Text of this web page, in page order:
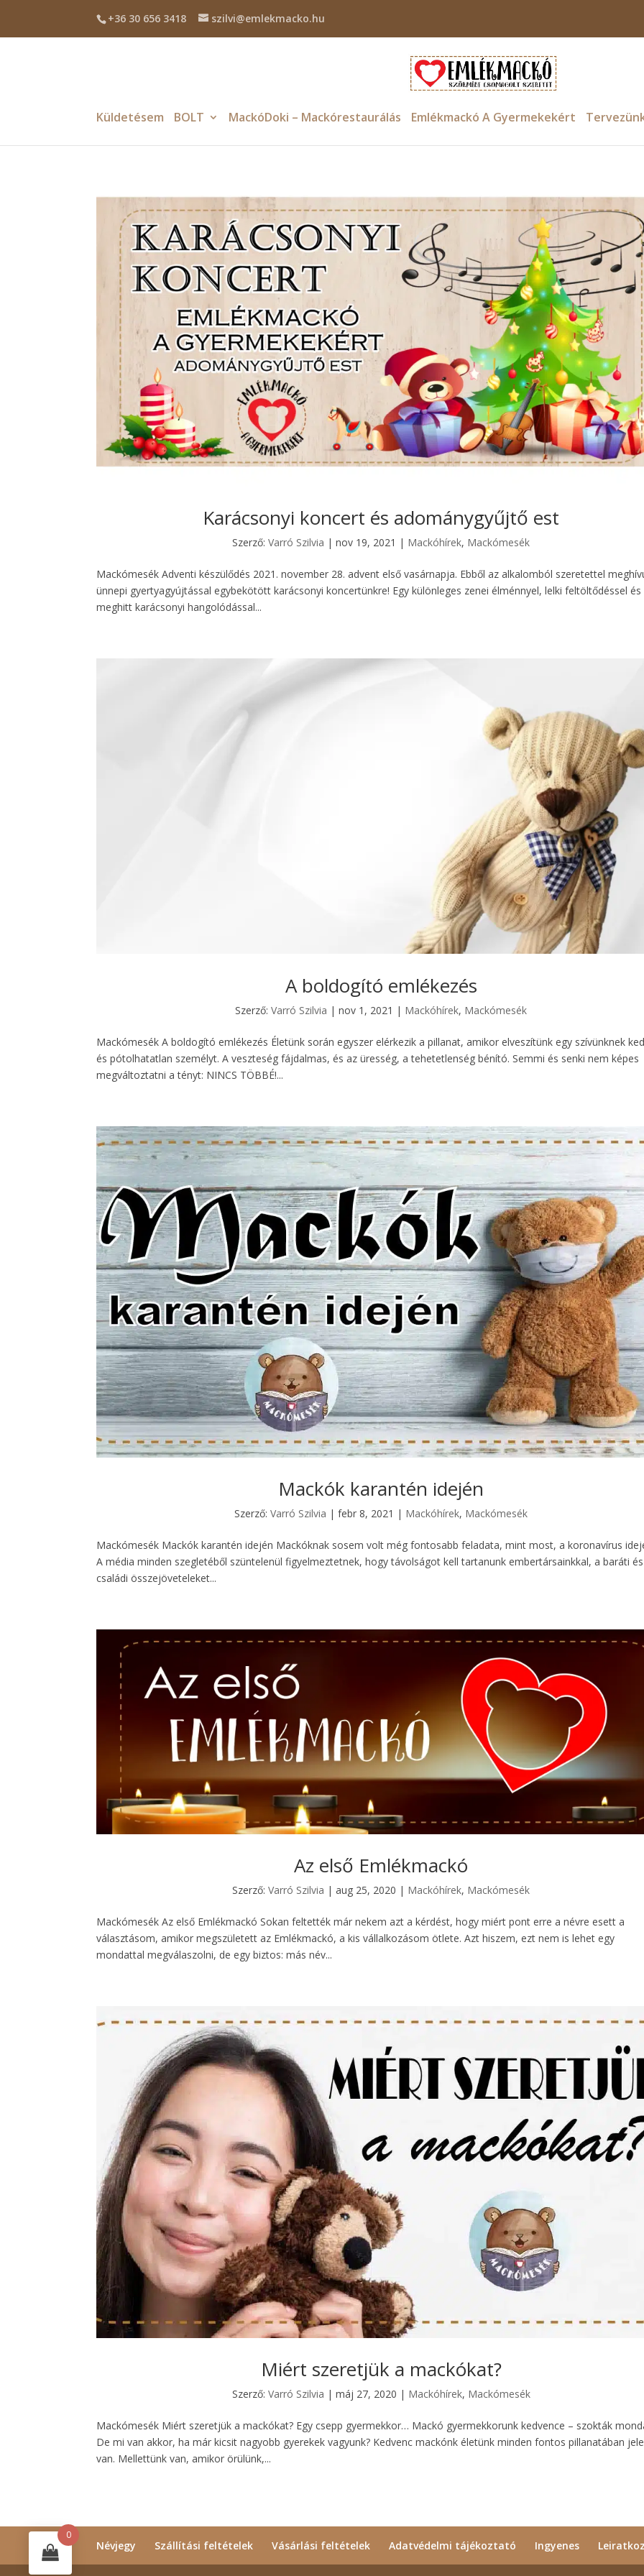
+36 30 656 3418 szilvi@emlekmacko.hu
Küldetésem BOLT MackóDoki – Mackórestaurálás Emlékmackó A Gyermekekért
Karácsonyi koncert és adománygyűjtő est
Szerző:Varró Szilvia |nov 19, 2021 | Mackóhírek, Mackómesék
Mackómesék Adventi készülődés 2021. november 28. advent első vasárnapja. Ebből az alkalomból szeretettel
ünnepi gyertyagyújtással egybekötött karácsonyi koncertünkre! Egy különleges zenei élménnyel, lelki feltöltődéssel és
meghitt karácsonyi hangolódással...
A boldogító emlékezés
Szerző:Varró Szilvia |nov 1, 2021 | Mackóhírek, Mackómesék
Mackómesék A boldogító emlékezés Életünk során egyszer elérkezik a pillanat, amikor elveszítünk egy szívünknek
és pótolhatatlan személyt. A veszteség fájdalmas, és az üresség, a tehetetlenség bénító. Semmi és senki nem képes
megváltoztatni a tényt: NINCS TÖBBÉ!...
Mackók karantén idején
Szerző:Varró Szilvia |febr 8, 2021 | Mackóhírek, Mackómesék
Mackómesék Mackók karantén idején Mackóknak sosem volt még fontosabb feladata, mint most, a koronavírus
A média minden szegletéből szüntelenül figyelmeztetnek, hogy távolságot kell tartanunk embertársainkkal, a baráti és
családi összejöveteleket...
Az első Emlékmackó
Szerző:Varró Szilvia |aug 25, 2020 | Mackóhírek, Mackómesék
Mackómesék Az első Emlékmackó Sokan feltették már nekem azt a kérdést, hogy miért pont erre a névre esett a
választásom, amikor megszületett az Emlékmackó, a kis vállalkozásom ötlete. Azt hiszem, ezt nem is lehet egy
mondattal megválaszolni, de egy biztos: más név...
Miért szeretjük a mackókat?
Szerző: Varró Szilvia | máj 27, 2020 | Mackóhírek, Mackómesék
Mackómesék Miért szeretjük a mackókat? Egy csepp gyermekkor… Mackó gyermekkorunk kedvence – szokták
De mi van akkor, ha már kicsit nagyobb gyerekek vagyunk? Kedvenc mackónk életünk minden fontos pillanatában
van. Mellettünk van, amikor örülünk,...
Névjegy Szállítási feltételek Vásárlási feltételek Adatvédelmi tájékoztató Ingyenes
0